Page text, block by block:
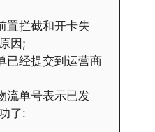
拦截和开卡失
因;
经提交到运营商
单号表示已发
了: